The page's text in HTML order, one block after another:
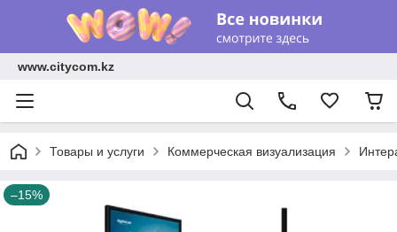
www.citycom.kz
Товары и услуги Коммерческая визуализация
–15%